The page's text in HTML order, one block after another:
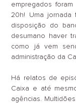
empregados
20h! Uma jornada
disposição do
desumano haver
como já vem
administração da
Há relatos de
Caixa e até
agências.